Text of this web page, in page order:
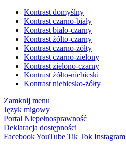
Kontrast domyślny
Kontrast czarno-biały
Kontrast biało-czarny
Kontrast żółto-czarny
Kontrast czarno-żółty
Kontrast czarno-zielony
Kontrast zielono-czarny
Kontrast żółto-niebieski
Kontrast niebiesko-żółty
Zamknij menu
Język migowy
Portal Niepełnosprawność
Deklaracja dostępności
FacebookYouTube Tik Tok Instagram